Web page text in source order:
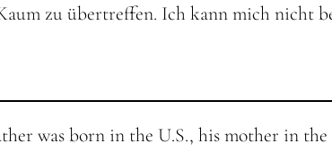
zu übertreffen. Ich kann mich nicht
was born in the U.S., his mother in